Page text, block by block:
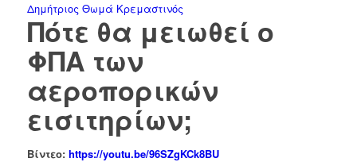
Δημήτριος Θωμά Κρεμαστινός
Πότε θα μειωθεί ο
ΦΠΑ των
αεροπορικών
εισιτηρίων;
Βίντεο: https://youtu.be/96SZgKCk8BU